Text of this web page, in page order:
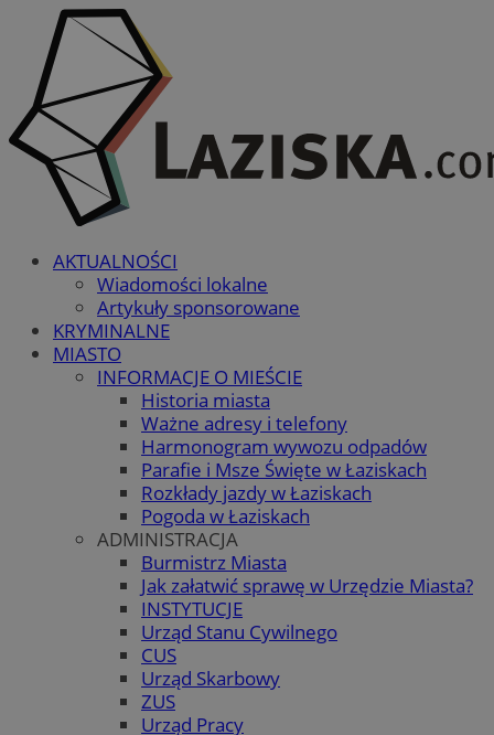
AKTUALNOŚCI
Wiadomości lokalne
Artykuły sponsorowane
KRYMINALNE
MIASTO
INFORMACJE O MIEŚCIE
Historia miasta
Ważne adresy i telefony
Harmonogram wywozu odpadów
Parafie i Msze Święte w Łaziskach
Rozkłady jazdy w Łaziskach
Pogoda w Łaziskach
ADMINISTRACJA
Burmistrz Miasta
Jak załatwić sprawę w Urzędzie Miasta?
INSTYTUCJE
Urząd Stanu Cywilnego
CUS
Urząd Skarbowy
ZUS
Urząd Pracy